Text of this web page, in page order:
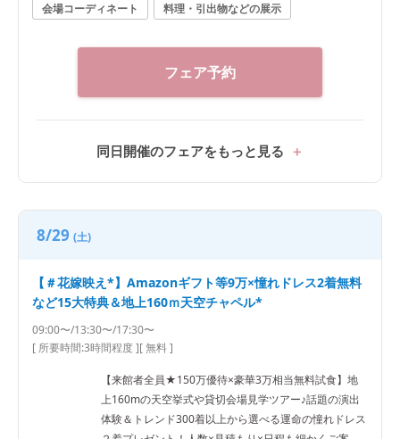
会場コーディネート
料理・引出物などの展示
フェア予約
同日開催のフェアをもっと見る
8/29 (土)
【＃花嫁映え*】Amazonギフト等9万×憧れドレス2着無料
など15大特典＆地上160ｍ天空チャペル*
09:00〜/13:30〜/17:30〜
[ 所要時間:3時間程度][ 無料 ]
【来館者全員★150万優待×豪華3万相当無料試食】地
上160mの天空挙式や貸切会場見学ツアー♪話題の演出
体験＆トレンド300着以上から選べる運命の憧れドレス